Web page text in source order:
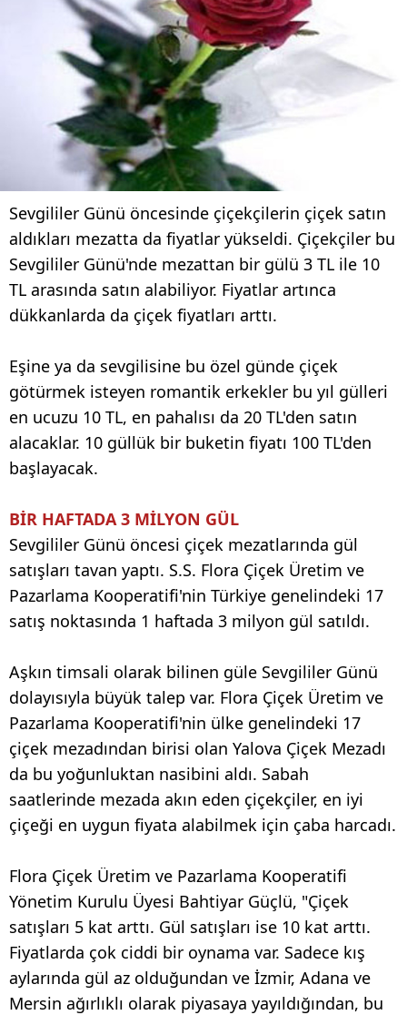
Sevgililer Günü öncesinde çiçekçilerin çiçek satın
aldıkları mezatta da fiyatlar yükseldi. Çiçekçiler bu
Sevgililer Günü'nde mezattan bir gülü 3 TL ile 10
TL arasında satın alabiliyor. Fiyatlar artınca
dükkanlarda da çiçek fiyatları arttı.
Eşine ya da sevgilisine bu özel günde çiçek
götürmek isteyen romantik erkekler bu yıl gülleri
en ucuzu 10 TL, en pahalısı da 20 TL'den satın
alacaklar. 10 güllük bir buketin fiyatı 100 TL'den
başlayacak.
BİR HAFTADA 3 MİLYON GÜL
Sevgililer Günü öncesi çiçek mezatlarında gül
satışları tavan yaptı. S.S. Flora Çiçek Üretim ve
Pazarlama Kooperatifi'nin Türkiye genelindeki 17
satış noktasında 1 haftada 3 milyon gül satıldı.
Aşkın timsali olarak bilinen güle Sevgililer Günü
dolayısıyla büyük talep var. Flora Çiçek Üretim ve
Pazarlama Kooperatifi'nin ülke genelindeki 17
çiçek mezadından birisi olan Yalova Çiçek Mezadı
da bu yoğunluktan nasibini aldı. Sabah
saatlerinde mezada akın eden çiçekçiler, en iyi
çiçeği en uygun fiyata alabilmek için çaba harcadı.
Flora Çiçek Üretim ve Pazarlama Kooperatifi
Yönetim Kurulu Üyesi Bahtiyar Güçlü, "Çiçek
satışları 5 kat arttı. Gül satışları ise 10 kat arttı.
Fiyatlarda çok ciddi bir oynama var. Sadece kış
aylarında gül az olduğundan ve İzmir, Adana ve
Mersin ağırlıklı olarak piyasaya yayıldığından, bu